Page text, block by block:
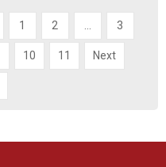
1 2 3
10 11 Next